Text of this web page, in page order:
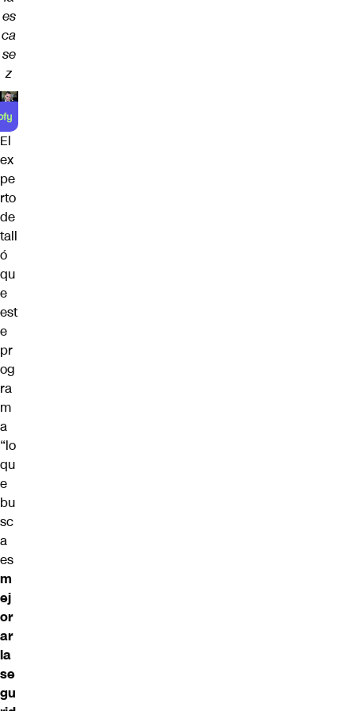
es
ca
se
z
El
ex
pe
rto
de
tall
ó
qu
e
est
e
pr
og
ra
m
a
“lo
qu
e
bu
sc
a
es
m
ej
or
ar
la
se
gu